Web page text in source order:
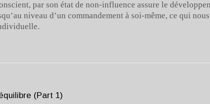
par son état de non-influence assure le
niveau d’un commandement à soi-même, ce qui
(Part 1)